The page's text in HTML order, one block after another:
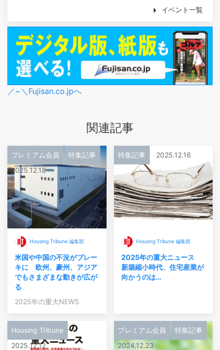
イベント一覧
／~＼Fujisan.co.jpへ
関連記事
プレミアム会員
特集記事
2025.12.18
Housing Tribune 編集部
米国や中国の不況がブレー
キに 欧州、豪州、アジア
でもさまざまな動きが広が
る
2025年の重大NEWS
特集記事 2025.12.16
Housing Tribune 編集部
2025年の重大ニュース
新築縮小時代、住宅産業が
向かうのは…
Housing Tribune
2025.12.12
プレミアム会員
特集記事
2024.12.23